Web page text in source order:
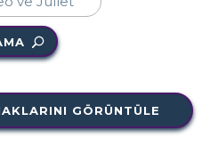
GÖRÜNTÜLE